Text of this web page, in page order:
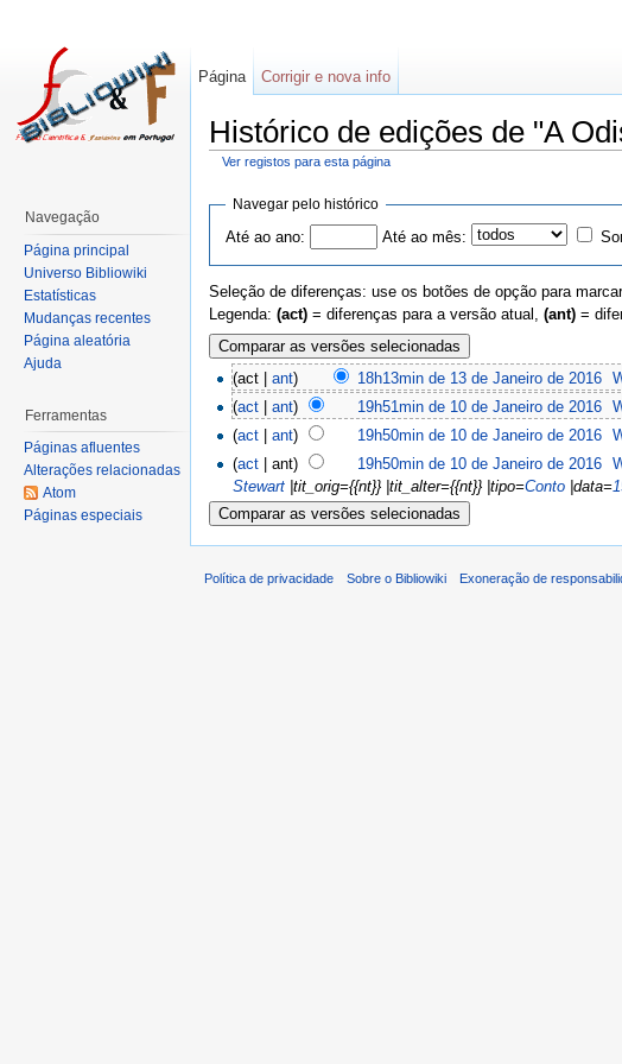
Histórico de edições de "A
Ver registos para esta página
Navegar pelo histórico
Até ao ano: Até ao mês:
Seleção de diferenças: use os botões de opção para
Legenda: (act) = diferenças para a versão atual, (ant) =
(act |ant) 18h13min de 13 de Janeiro de 2016
(act |ant) 19h51min de 10 de Janeiro de 2016
(act |ant) 19h50min de 10 de Janeiro de 2016
(act | ant) 19h50min de 10 de Janeiro de 2016
Stewart |tit_orig={{nt}} |tit_alter={{nt}} |tipo=Conto |data=
Página Corrigir e nova info
Navegação
Página principal
Universo Bibliowiki
Estatísticas
Mudanças recentes
Página aleatória
Ajuda
Ferramentas
Páginas afluentes
Alterações relacionadas
Atom
Páginas especiais
Política de privacidade Sobre o Bibliowiki Exoneração de